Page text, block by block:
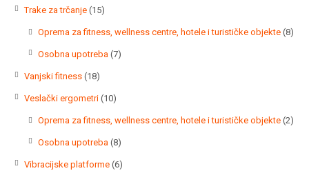
Trake za trčanje 1515
Oprema za fitness, wellness centre, hotele i turističke objekte 88
Osobna upotreba 77
Vanjski fitness 1818
Veslački ergometri 1010
Oprema za fitness, wellness centre, hotele i turističke objekte 22
Osobna upotreba 88
Vibracijske platforme 66